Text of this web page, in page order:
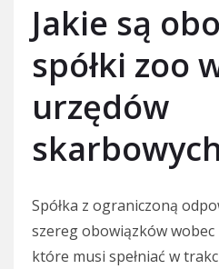
Jakie są
spółki zoo
urzędów
Spółka z ograniczoną
szereg obowiązków
które musi spełniać w